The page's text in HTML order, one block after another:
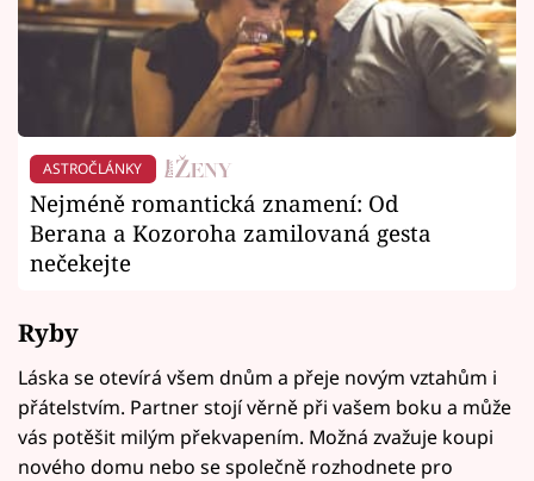
ASTROČLÁNKY
Nejméně romantická znamení: Od
Berana a Kozoroha zamilovaná gesta
nečekejte
Ryby
Láska se otevírá všem dnům a přeje novým vztahům i
přátelstvím. Partner stojí věrně při vašem boku a může
vás potěšit milým překvapením. Možná zvažuje koupi
nového domu nebo se společně rozhodnete pro